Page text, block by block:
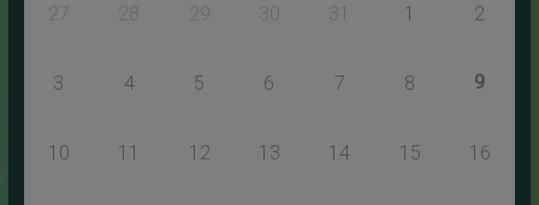
27 28 29 30 31 1 2
3 4 5 6 7 8 9
10 11 12 13 14 15 16